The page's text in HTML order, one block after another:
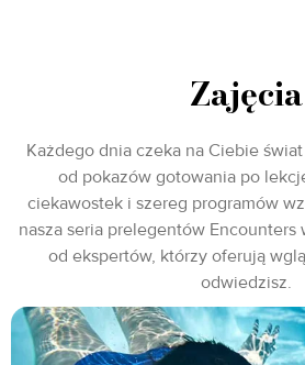
Zajęcia
Każdego dnia czeka na Ciebie
od pokazów gotowania po
ciekawostek i szereg programów
nasza seria prelegentów Encounters
od ekspertów, którzy oferują
odwiedzisz.